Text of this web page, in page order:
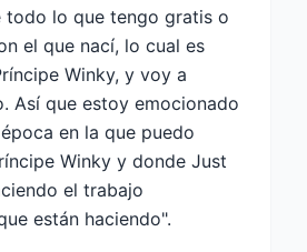
todo lo que tengo gratis o
el que nací, lo cual es
Winky, y voy a
Así que estoy emocionado
en la que puedo
Winky y donde Just
el trabajo
están haciendo".